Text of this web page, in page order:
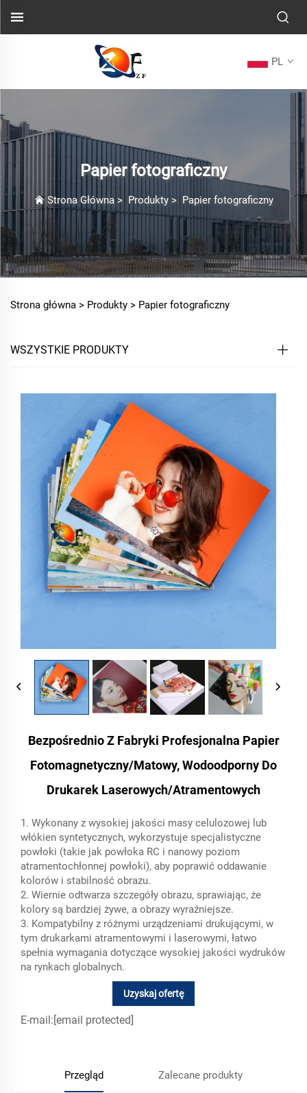
PL
Papier fotograficzny
Strona Główna> Produkty> Papier fotograficzny
Strona główna > Produkty > Papier fotograficzny
WSZYSTKIE PRODUKTY
Bezpośrednio Z Fabryki Profesjonalna Papier
Fotomagnetyczny/matowy, Wodoodporny Do
Drukarek Laserowych/atramentowych
1. Wykonany z wysokiej jakości masy celulozowej lub
włókien syntetycznych, wykorzystuje specjalistyczne
powłoki (takie jak powłoka RC i nanowy poziom
atramentochłonnej powłoki), aby poprawić oddawanie
kolorów i stabilność obrazu.
2. Wiernie odtwarza szczegóły obrazu, sprawiając, że
kolory są bardziej żywe, a obrazy wyraźniejsze.
3. Kompatybilny z różnymi urządzeniami drukującymi, w
tym drukarkami atramentowymi i laserowymi, łatwo
spełnia wymagania dotyczące wysokiej jakości wydruków
na rynkach globalnych.
Uzyskaj ofertę
E-mail:[email protected]
Przegląd Zalecane produkty